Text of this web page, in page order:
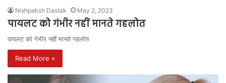
Nishpaksh Dastak May 2, 2023
पायलट को गंभीर नहीं मानते गहलोत
पायलट को गंभीर नहीं मानते गहलोत
Read More »